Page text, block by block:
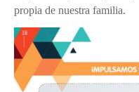
Himno
Conócenos
DEP. ORIENTACIÓN
Orientación Educativa
propia de nuestra familia.